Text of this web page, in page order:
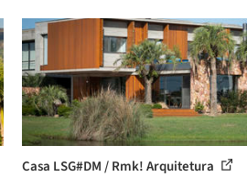
Casa LSG#DM / Rmk! Arquitetura